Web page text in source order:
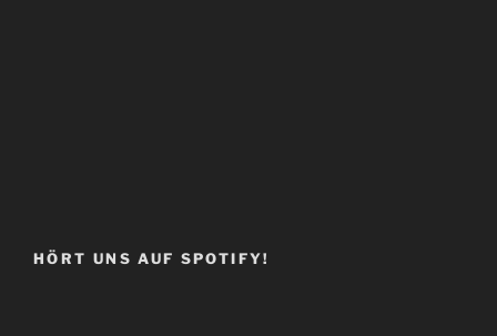
HÖRT UNS AUF SPOTIFY!